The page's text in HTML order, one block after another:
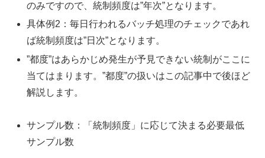
のみですので、統制頻度は”年次”となります。
具体例2：毎日行われるバッチ処理のチェックであれ
ば統制頻度は”日次”となります。
”都度”はあらかじめ発生が予見できない統制がここに
当てはまります。”都度”の扱いはこの記事中で後ほど
解説します。
サンプル数：「統制頻度」に応じて決まる必要最低
サンプル数